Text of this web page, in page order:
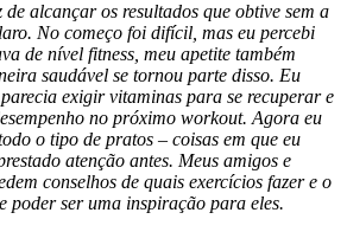
alcançar os resultados que obtive sem a
No começo foi difícil, mas eu percebi
de nível fitness, meu apetite também
saudável se tornou parte disso. Eu
exigir vitaminas para se recuperar e
no próximo workout. Agora eu
o tipo de pratos – coisas em que eu
atenção antes. Meus amigos e
conselhos de quais exercícios fazer e o
poder ser uma inspiração para eles.